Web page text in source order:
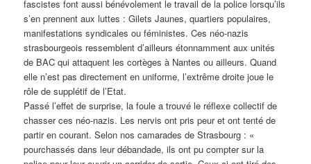
fascistes font aussi bénévolement le travail de la police lorsqu’ils
s’en prennent aux luttes : Gilets Jaunes, quartiers populaires,
manifestations syndicales ou féministes. Ces néo-nazis
strasbourgeois ressemblent d’ailleurs étonnamment aux unités
de BAC qui attaquent les cortèges à Nantes ou ailleurs. Quand
elle n’est pas directement en uniforme, l’extrême droite joue le
rôle de supplétif de l’Etat.
Passé l’effet de surprise, la foule a trouvé le réflexe collectif de
chasser ces néo-nazis. Les nervis ont pris peur et ont tenté de
partir en courant. Selon nos camarades de Strasbourg : «
pourchassés dans leur débandade, ils ont pu compter sur la